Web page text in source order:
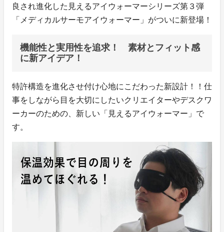
良され進化した見えるアイウォーマーシリーズ第３弾
「メディカルサーモアイウォーマー」がついに新登場！
機能性と実用性を追求！ 素材とフィット感
に新アイデア！
特許構造を進化させ付け心地にこだわった新設計！！仕
事をしながら目を大切にしたいクリエイターやデスクワ
ーカーのための、新しい「見えるアイウォーマー」で
す。